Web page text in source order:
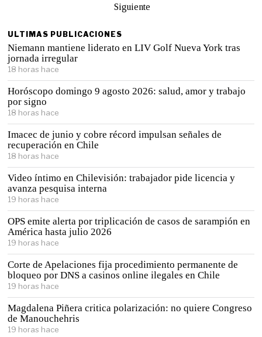
Siguiente
ULTIMAS PUBLICACIONES
Niemann mantiene liderato en LIV Golf Nueva York tras
jornada irregular
18 horas hace
Horóscopo domingo 9 agosto 2026: salud, amor y trabajo
por signo
18 horas hace
Imacec de junio y cobre récord impulsan señales de
recuperación en Chile
18 horas hace
Video íntimo en Chilevisión: trabajador pide licencia y
avanza pesquisa interna
19 horas hace
OPS emite alerta por triplicación de casos de sarampión en
América hasta julio 2026
19 horas hace
Corte de Apelaciones fija procedimiento permanente de
bloqueo por DNS a casinos online ilegales en Chile
19 horas hace
Magdalena Piñera critica polarización: no quiere Congreso
de Manouchehris
19 horas hace